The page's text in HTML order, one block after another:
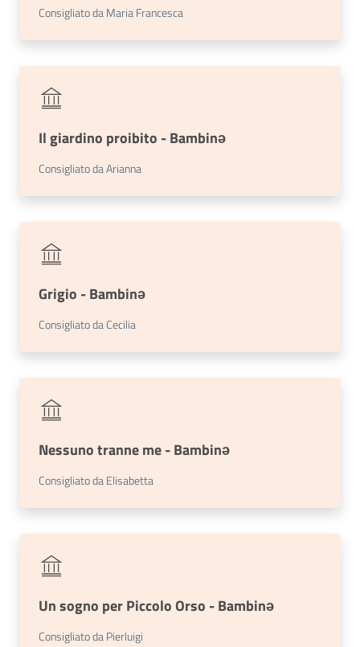
Consigliato da Maria Francesca
Il giardino proibito - Bambinə
Consigliato da Arianna
Grigio - Bambinə
Consigliato da Cecilia
Nessuno tranne me - Bambinə
Consigliato da Elisabetta
Un sogno per Piccolo Orso - Bambinə
Consigliato da Pierluigi